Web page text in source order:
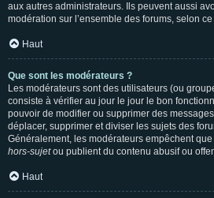
aux autres administrateurs. Ils peuvent aussi
modération sur l’ensemble des forums, selon
Haut
Que sont les modérateurs ?
Les modérateurs sont des utilisateurs (ou
consiste à vérifier au jour le jour le bon
pouvoir de modifier ou supprimer des
déplacer, supprimer et diviser les sujets des
Généralement, les modérateurs empêchent
hors-sujetou publient du contenu abusif ou
Haut